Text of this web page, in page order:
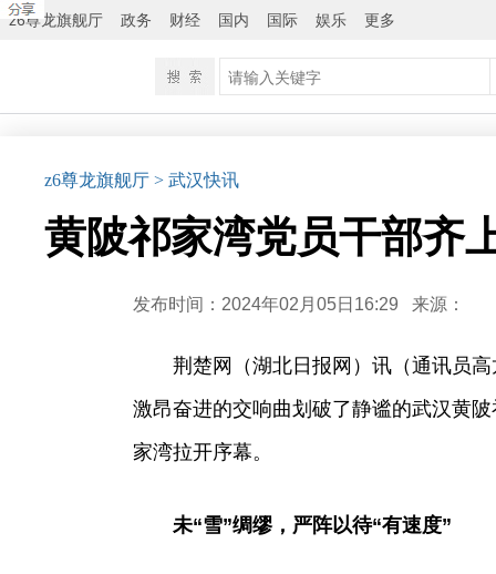
z6尊龙旗舰厅 政务 财经 国内 国际 娱乐 更多
z6尊龙旗舰厅 > 武汉快讯
黄陂祁家湾党员干部齐
发布时间：2024年02月05日16:29 来源：
荆楚网（湖北日报网）讯（通讯员
激昂奋进的交响曲划破了静谧的武汉黄
家湾拉开序幕。
未“雪”绸缪，严阵以待“有速度”